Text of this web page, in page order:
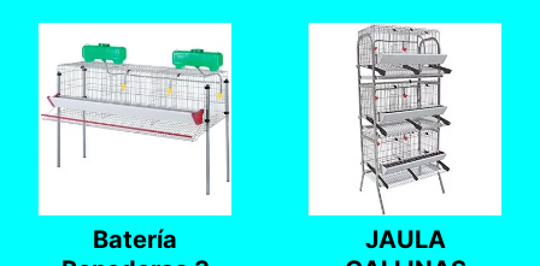
Batería
JAULA